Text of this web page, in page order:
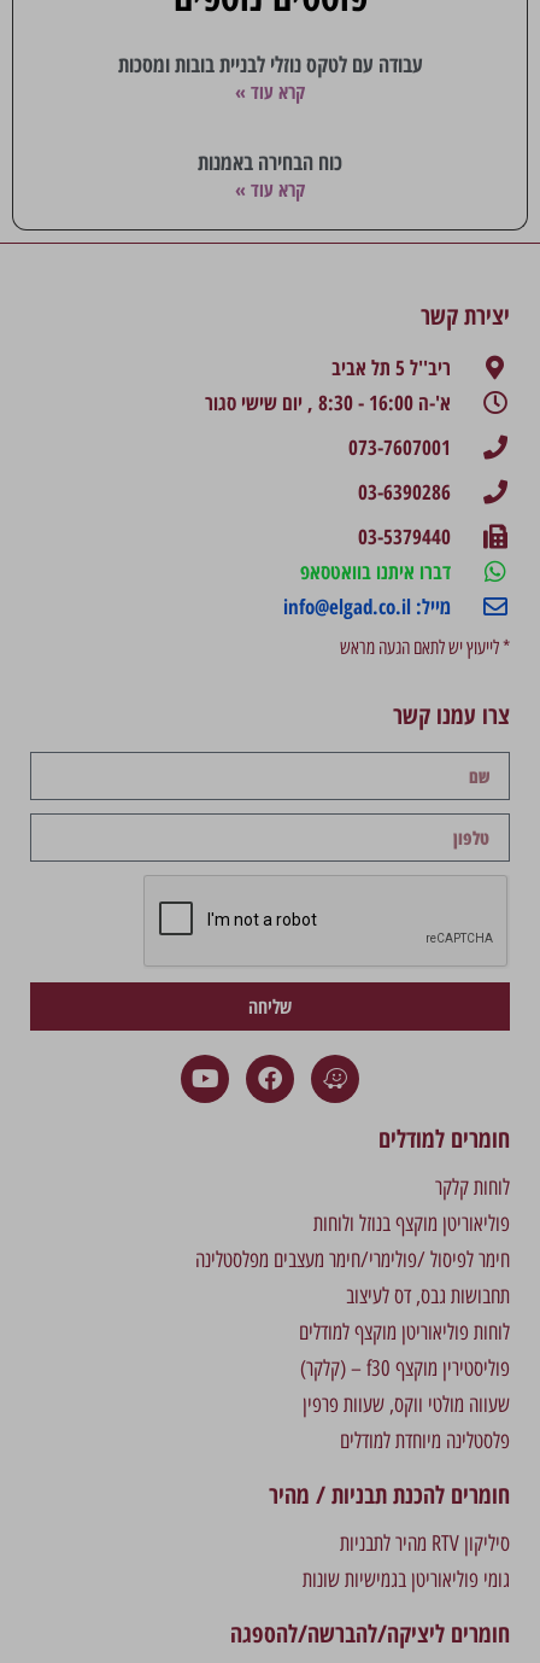
עבודה עם לטקס נוזלי לבניית בובות ומסכות
קרא עוד »
כוח הבחירה באמנות
קרא עוד »
יצירת קשר
ריב''ל 5 תל אביב
א'-ה 16:00 - 8:30 , יום שישי סגור
073-7607001
03-6390286
03-5379440
דברו איתנו בוואטסאפ
מייל: info@elgad.co.il
* לייעוץ יש לתאם הגעה מראש
צרו עמנו קשר
שליחה
חומרים למודלים
לוחות קלקר
פוליאוריטן מוקצף בנוזל ולוחות
חימר לפיסול /פולימרי/חימר מעצבים מפלסטלינה
תחבושות גבס, דס לעיצוב
לוחות פוליאוריטן מוקצף למודלים
פוליסטירין מוקצף f30 – (קלקר)
שעווה מולטי ווקס, שעוות פרפין
פלסטלינה מיוחדת למודלים
חומרים להכנת תבניות / מהיר
סיליקון RTV מהיר לתבניות
גומי פוליאוריטן בגמישיות שונות
חומרים ליציקה/להברשה/להספגה